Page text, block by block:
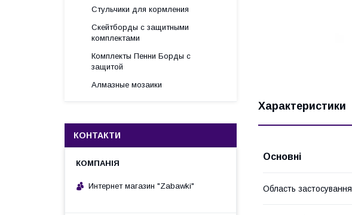
Характеристики
Основні
Область застосування
Стульчики для кормления
Скейтборды с защитными
комплектами
Комплекты Пенни Борды с
защитой
Алмазные мозаики
КОНТАКТИ
Интернет магазин "Zabawki"